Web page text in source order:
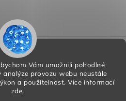
Vám umožnili pohodlné
analýze provozu webu neustále
a použitelnost. Více informací
zde.
zboží
osobních údajů
s.r.o.